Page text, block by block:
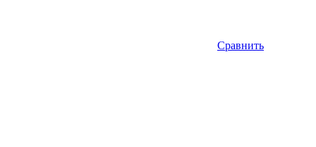
Сравнить